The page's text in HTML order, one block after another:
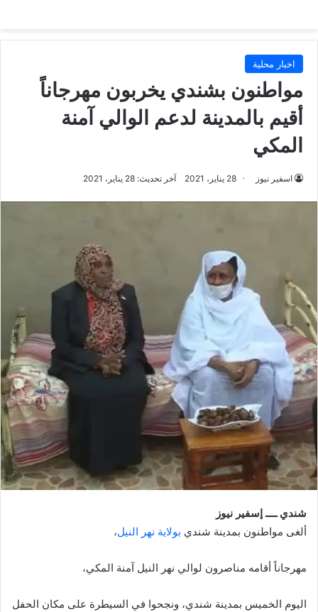
اخبار محلية
مواطنون بشندي يخربون مهرجاناً
أقيم بالمدينة لدعم الوالي آمنة
المكي
اسفير نيوز 28 يناير، 2021 آخر تحديث: 28 يناير، 2021
شندي ــــ إسفير نيوز
ألغى مواطنون بمدينة شندي بولاية نهر النيل،
مهرجاناً أقامه مناصرون لوالي نهر النيل آمنة المكي،
اليوم الخميس بمدينة شندي، ونجحوا في السيطرة على مكان الحفل